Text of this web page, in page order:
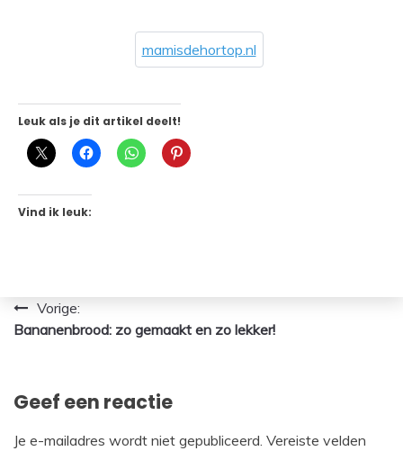
mamisdehortop.nl
Leuk als je dit artikel deelt!
Vind ik leuk:
Bericht
navigatie
Vorige:
Bananenbrood: zo gemaakt en zo lekker!
Geef een reactie
Je e-mailadres wordt niet gepubliceerd. Vereiste velden